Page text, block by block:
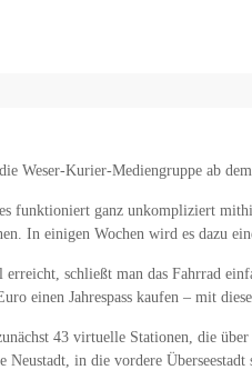
Weser-Kurier-Mediengruppe ab
funktioniert ganz unkompliziert
In einigen Wochen wird es dazu
erreicht, schließt man das Fahrrad
einen Jahrespass kaufen – mit
43 virtuelle Stationen, die
Neustadt, in die vordere